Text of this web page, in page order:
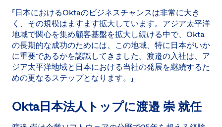
「日本におけるOktaのビジネスチャンスは非常に大き
く、その規模はますます拡大しています。アジア太平洋
地域で関心を集め顧客基盤を拡大し続ける中で、Okta
の長期的な成功のためには、この地域、特に日本がいか
に重要であるかを認識してきました。渡邉の入社は、ア
ジア太平洋地域と日本における当社の発展を継続するた
めの更なるステップとなります。」
Okta日本法人トップに渡邉 崇 就任